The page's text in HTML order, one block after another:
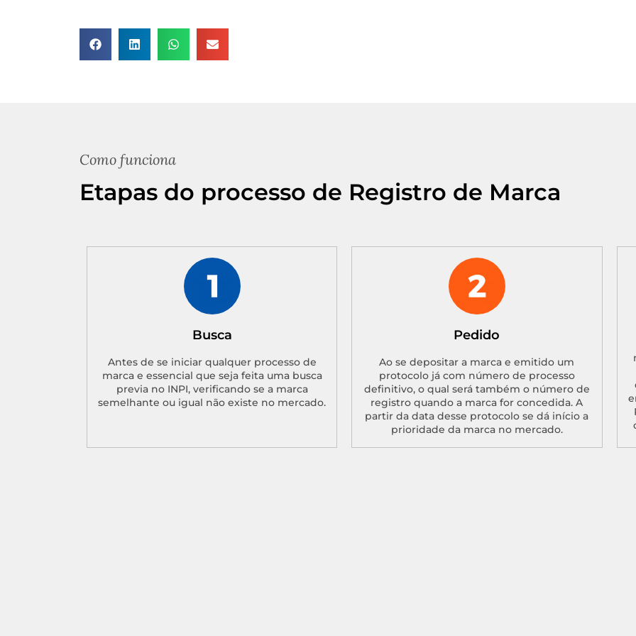
Como funciona
Etapas do processo de Registro de Marca
Busca
Antes de se iniciar qualquer processo de
marca e essencial que seja feita uma busca
previa no INPI, verificando se a marca
semelhante ou igual não existe no mercado.
Pedido
Ao se depositar a marca e emitido um
protocolo já com número de processo
definitivo, o qual será também o número de
registro quando a marca for concedida. A
partir da data desse protocolo se dá início a
prioridade da marca no mercado.